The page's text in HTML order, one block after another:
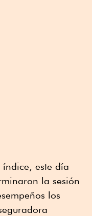
índice, este día
la sesión
los